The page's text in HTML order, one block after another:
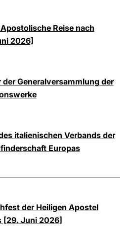
中文
Reise nach
2026]
der Generalversammlung der
italienischen Verbands der
Europas
der Heiligen Apostel
[29. Juni 2026]